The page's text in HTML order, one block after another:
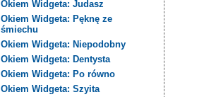
Okiem Widgeta: Judasz
Okiem Widgeta: Pęknę ze
śmiechu
Okiem Widgeta: Niepodobny
Okiem Widgeta: Dentysta
Okiem Widgeta: Po równo
Okiem Widgeta: Szyita